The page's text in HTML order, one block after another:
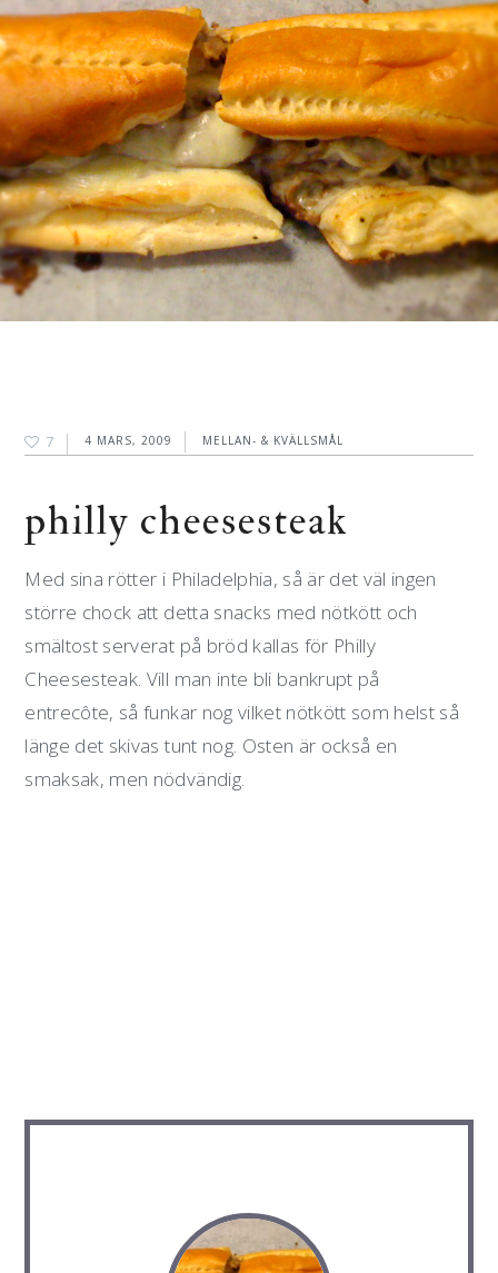
7 4 MARS, 2009 MELLAN- & KVÄLLSMÅL
philly cheesesteak
Med sina rötter i Philadelphia, så är det väl ingen
större chock att detta snacks med nötkött och
smältost serverat på bröd kallas för Philly
Cheesesteak. Vill man inte bli bankrupt på
entrecôte, så funkar nog vilket nötkött som helst så
länge det skivas tunt nog. Osten är också en
smaksak, men nödvändig.